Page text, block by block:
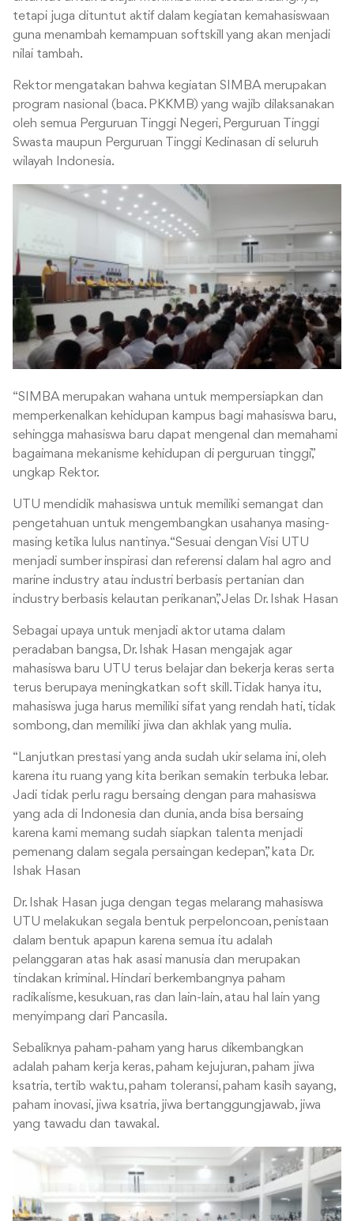
tetapi juga dituntut aktif dalam kegiatan kemahasiswaan
guna menambah kemampuan softskill yang akan menjadi
nilai tambah.
Rektor mengatakan bahwa kegiatan SIMBA merupakan
program nasional (baca. PKKMB) yang wajib dilaksanakan
oleh semua Perguruan Tinggi Negeri, Perguruan Tinggi
Swasta maupun Perguruan Tinggi Kedinasan di seluruh
wilayah Indonesia.
“SIMBA merupakan wahana untuk mempersiapkan dan
memperkenalkan kehidupan kampus bagi mahasiswa baru,
sehingga mahasiswa baru dapat mengenal dan memahami
bagaimana mekanisme kehidupan di perguruan tinggi,”
ungkap Rektor.
UTU mendidik mahasiswa untuk memiliki semangat dan
pengetahuan untuk mengembangkan usahanya masing-
masing ketika lulus nantinya. “Sesuai dengan Visi UTU
menjadi sumber inspirasi dan referensi dalam hal agro and
marine industry atau industri berbasis pertanian dan
industry berbasis kelautan perikanan,” Jelas Dr. Ishak Hasan
Sebagai upaya untuk menjadi aktor utama dalam
peradaban bangsa, Dr. Ishak Hasan mengajak agar
mahasiswa baru UTU terus belajar dan bekerja keras serta
terus berupaya meningkatkan soft skill. Tidak hanya itu,
mahasiswa juga harus memiliki sifat yang rendah hati, tidak
sombong, dan memiliki jiwa dan akhlak yang mulia.
“Lanjutkan prestasi yang anda sudah ukir selama ini, oleh
karena itu ruang yang kita berikan semakin terbuka lebar.
Jadi tidak perlu ragu bersaing dengan para mahasiswa
yang ada di Indonesia dan dunia, anda bisa bersaing
karena kami memang sudah siapkan talenta menjadi
pemenang dalam segala persaingan kedepan,” kata Dr.
Ishak Hasan
Dr. Ishak Hasan juga dengan tegas melarang mahasiswa
UTU melakukan segala bentuk perpeloncoan, penistaan
dalam bentuk apapun karena semua itu adalah
pelanggaran atas hak asasi manusia dan merupakan
tindakan kriminal. Hindari berkembangnya paham
radikalisme, kesukuan, ras dan lain-lain, atau hal lain yang
menyimpang dari Pancasila.
Sebaliknya paham-paham yang harus dikembangkan
adalah paham kerja keras, paham kejujuran, paham jiwa
ksatria, tertib waktu, paham toleransi, paham kasih sayang,
paham inovasi, jiwa ksatria, jiwa bertanggungjawab, jiwa
yang tawadu dan tawakal.